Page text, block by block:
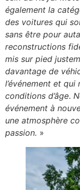
également la
des voitures qui
sans être pour
reconstructions
mis sur pied
davantage de
l’événement et
conditions d’âge.
événement à
une atmosphère
passion. »